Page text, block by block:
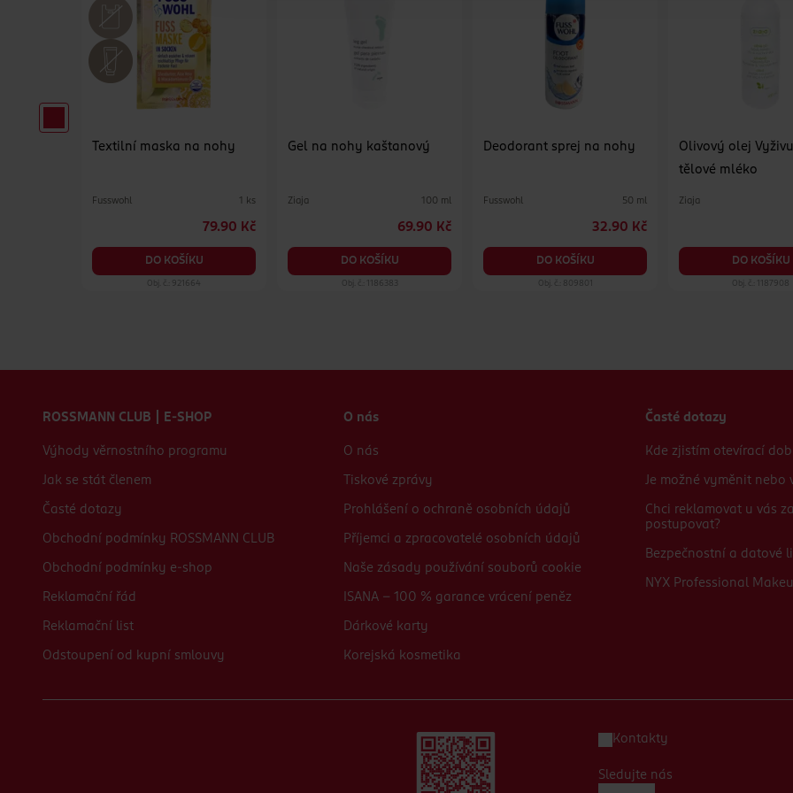
Textilní maska na nohy
Fusswohl 1 ks
79.90 Kč
DO KOŠÍKU
Obj. č.: 921664
Gel na nohy kaštanový
Ziaja 100 ml
69.90 Kč
DO KOŠÍKU
Obj. č.: 1186383
Deodorant sprej na nohy
Fusswohl 50 ml
32.90 Kč
DO KOŠÍKU
Obj. č.: 809801
Olivový olej
tělové mléko
Ziaja
DO KOŠÍKU
Obj. č.: 1187908
ROSSMANN CLUB | E-SHOP
Výhody věrnostního programu
Jak se stát členem
Časté dotazy
Obchodní podmínky ROSSMANN CLUB
Obchodní podmínky e-shop
Reklamační řád
Reklamační list
Odstoupení od kupní smlouvy
O nás
O nás
Tiskové zprávy
Prohlášení o ochraně osobních údajů
Příjemci a zpracovatelé osobních údajů
Naše zásady používání souborů cookie
ISANA - 100 % garance vrácení peněz
Dárkové karty
Korejská kosmetika
Časté dotazy
Kde zjistím otevírací
Je možné vyměnit nebo
Chci reklamovat u vás
postupovat?
Bezpečnostní a datové
NYX Professional
Kontakty
Sledujte nás